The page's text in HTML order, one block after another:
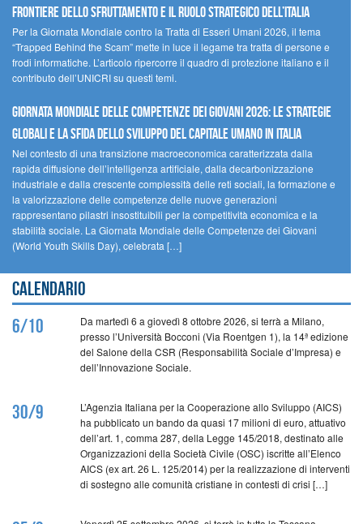
FRONTIERE DELLO SFRUTTAMENTO E IL RUOLO STRATEGICO DELL’ITALIA
Per la Giornata Mondiale contro la Tratta di Esseri Umani 2026, il tema
“Trapped Behind the Scam” mette in luce il legame tra tratta di persone e
frodi informatiche. L’articolo ripercorre il quadro di protezione italiano e il
contributo dell’UNICRI su questi temi.
GIORNATA MONDIALE DELLE COMPETENZE DEI GIOVANI 2026: LE STRATEGIE
GLOBALI E LA SFIDA DELLO SVILUPPO DEL CAPITALE UMANO IN ITALIA
Nel contesto di una transizione macroeconomica caratterizzata dalla
rapida diffusione dell’intelligenza artificiale, dalla decarbonizzazione
industriale e dalla crescente complessità delle reti sociali, la formazione e
la valorizzazione delle competenze delle nuove generazioni
rappresentano pilastri insostituibili per la competitività economica e la
stabilità sociale. La Giornata Mondiale delle Competenze dei Giovani
(World Youth Skills Day), celebrata […]
Calendario
6/10
Da martedì 6 a giovedì 8 ottobre 2026, si terrà a Milano,
presso l’Università Bocconi (Via Roentgen 1), la 14ª edizione
del Salone della CSR (Responsabilità Sociale d’Impresa) e
dell’Innovazione Sociale.
30/9
L’Agenzia Italiana per la Cooperazione allo Sviluppo (AICS)
ha pubblicato un bando da quasi 17 milioni di euro, attuativo
dell’art. 1, comma 287, della Legge 145/2018, destinato alle
Organizzazioni della Società Civile (OSC) iscritte all’Elenco
AICS (ex art. 26 L. 125/2014) per la realizzazione di interventi
di sostegno alle comunità cristiane in contesti di crisi […]